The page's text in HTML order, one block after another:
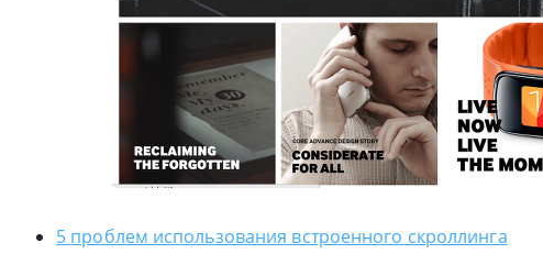
5 проблем использования встроенного скроллинга